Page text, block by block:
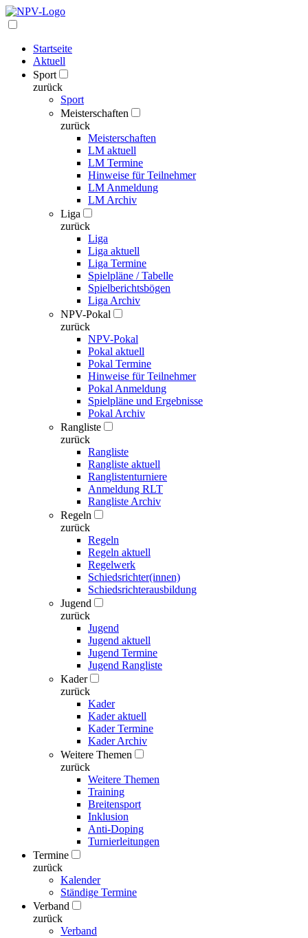
Startseite
Aktuell
Sport
zurück
Sport
Meisterschaften
zurück
Meisterschaften
LM aktuell
LM Termine
Hinweise für Teilnehmer
LM Anmeldung
LM Archiv
Liga
zurück
Liga
Liga aktuell
Liga Termine
Spielpläne / Tabelle
Spielberichtsbögen
Liga Archiv
NPV-Pokal
zurück
NPV-Pokal
Pokal aktuell
Pokal Termine
Hinweise für Teilnehmer
Pokal Anmeldung
Spielpläne und Ergebnisse
Pokal Archiv
Rangliste
zurück
Rangliste
Rangliste aktuell
Ranglistenturniere
Anmeldung RLT
Rangliste Archiv
Regeln
zurück
Regeln
Regeln aktuell
Regelwerk
Schiedsrichter(innen)
Schiedsrichterausbildung
Jugend
zurück
Jugend
Jugend aktuell
Jugend Termine
Jugend Rangliste
Kader
zurück
Kader
Kader aktuell
Kader Termine
Kader Archiv
Weitere Themen
zurück
Weitere Themen
Training
Breitensport
Inklusion
Anti-Doping
Turnierleitungen
Termine
zurück
Kalender
Ständige Termine
Verband
zurück
Verband